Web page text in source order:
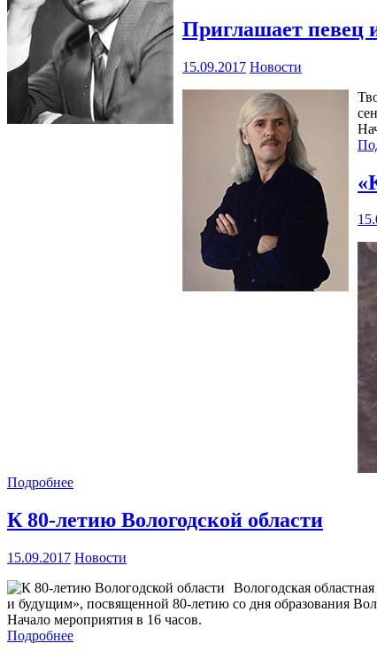
Приглашает
15.09.2017 Новости
Подробнее
К 80-летию Вологодской области
15.09.2017 Новости
Вологодская
и будущим», посвященной 80-летию со дня образования
Начало мероприятия в 16 часов.
Подробнее